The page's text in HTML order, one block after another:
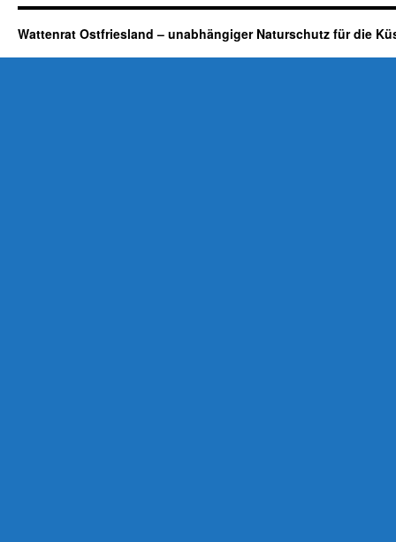
Wattenrat Ostfriesland – unabhängiger Naturschutz für die